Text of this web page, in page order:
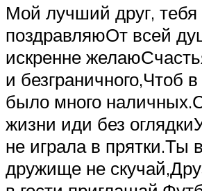
Мой лучший друг, тебя
поздравляюОт всей
искренне
и безграничного,Чтоб
было много
жизни иди без
не играла в прятки.Ты
дружище не